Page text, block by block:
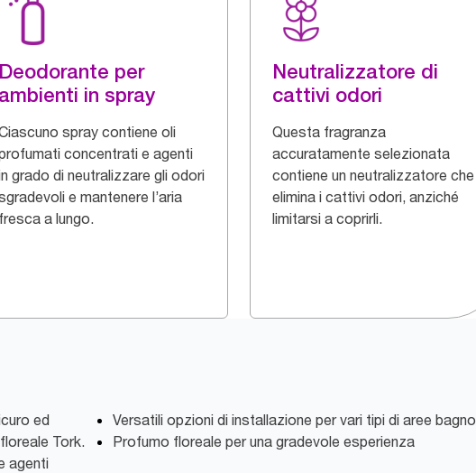
Deodorante per
ambienti in spray
spray contiene oli
concentrati e agenti
grado di neutralizzare gli odori
e mantenere l’aria
fresca a lungo.
Neutralizzatore di
cattivi odori
Questa fragranza
accuratamente selezionata
contiene un neutralizzatore che
elimina i cattivi odori, anziché
limitarsi a coprirli.
ed
Tork.
agenti
Versatili opzioni di installazione per vari tipi di aree bagno
Profumo floreale per una gradevole esperienza